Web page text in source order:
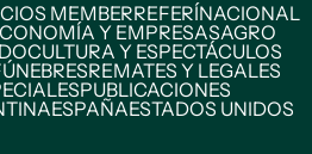
MEMBERREFERÍNACIONAL
Y EMPRESASAGRO
CULTURA Y ESPECTÁCULOS
REMATES Y LEGALES
PUBLICACIONES
ESPAÑAESTADOS UNIDOS